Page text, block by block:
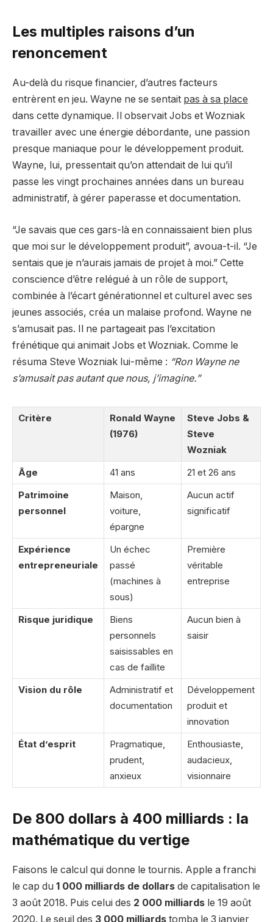
Les multiples raisons d’un
renoncement
Au-delà du risque financier, d’autres facteurs
entrèrent en jeu. Wayne ne se sentait pas à sa place
dans cette dynamique. Il observait Jobs et Wozniak
travailler avec une énergie débordante, une passion
presque maniaque pour le développement produit.
Wayne, lui, pressentait qu’on attendait de lui qu’il
passe les vingt prochaines années dans un bureau
administratif, à gérer paperasse et documentation.
“Je savais que ces gars-là en connaissaient bien plus
que moi sur le développement produit”, avoua-t-il. “Je
sentais que je n’aurais jamais de projet à moi.” Cette
conscience d’être relégué à un rôle de support,
combinée à l’écart générationnel et culturel avec ses
jeunes associés, créa un malaise profond. Wayne ne
s’amusait pas. Il ne partageait pas l’excitation
frénétique qui animait Jobs et Wozniak. Comme le
résuma Steve Wozniak lui-même : “Ron Wayne ne
s’amusait pas autant que nous, j’imagine.”
Critère
Ronald Wayne
(1976)
Steve Jobs &
Steve
Wozniak
Âge
41 ans
21 et 26 ans
Patrimoine
personnel
Maison,
voiture,
épargne
Aucun actif
significatif
Expérience
entrepreneuriale
Un échec
passé
(machines à
sous)
Première
véritable
entreprise
Risque juridique
Biens
personnels
saisissables en
cas de faillite
Aucun bien à
saisir
Vision du rôle
Administratif et
documentation
Développement
produit et
innovation
État d’esprit
Pragmatique,
prudent,
anxieux
Enthousiaste,
audacieux,
visionnaire
De 800 dollars à 400 milliards : la
mathématique du vertige
Faisons le calcul qui donne le tournis. Apple a franchi
le cap du 1 000 milliards de dollars de capitalisation le
3 août 2018. Puis celui des 2 000 milliards le 19 août
2020. Le seuil des 3 000 milliards tomba le 3 janvier